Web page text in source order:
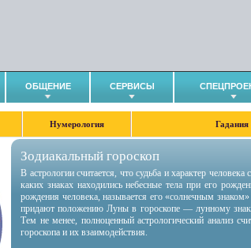
ОБЩЕНИЕ СЕРВИСЫ
Нумерология Гадания
Зодиакальный гороскоп
В астрологии считается, что судьба и характер
каких знаках находились небесные тела при его
рождения человека, называется его «солнечным
придают положению Луны в гороскопе — лунному
Тем не менее, полноценный астрологический анализ
гороскопа и их взаимодействия.